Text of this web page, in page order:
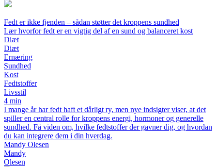
Fedt er ikke fjenden – sådan støtter det kroppens sundhed
Lær hvorfor fedt er en vigtig del af en sund og balanceret kost
Diæt
Diæt
Ernæring
Sundhed
Kost
Fedtstoffer
Livsstil
4 min
I mange år har fedt haft et dårligt ry, men nye indsigter viser, at det
spiller en central rolle for kroppens energi, hormoner og generelle
sundhed. Få viden om, hvilke fedtstoffer der gavner dig, og hvordan
du kan integrere dem i din hverdag.
Mandy Olesen
Mandy
Olesen